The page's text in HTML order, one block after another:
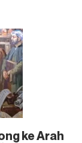
ke Arah